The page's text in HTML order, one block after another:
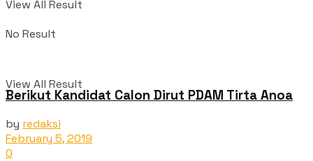
No Result
View All Result
View All Result
Berikut Kandidat Calon Dirut PDAM Tirta Anoa
by redaksi
February 5, 2019
0